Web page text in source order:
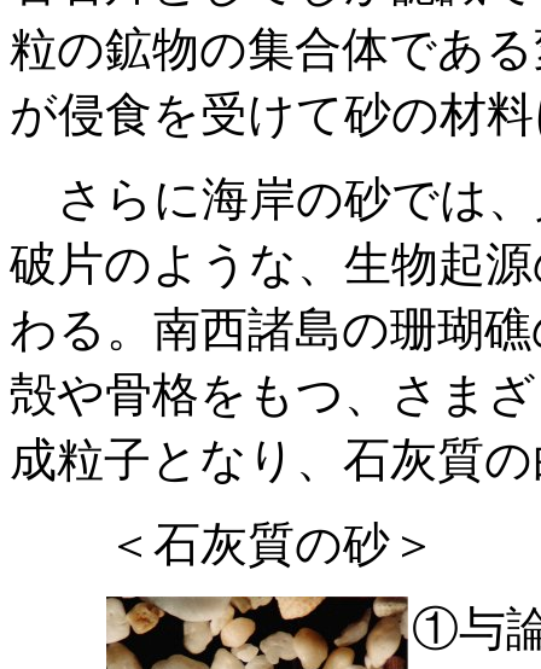
粒の鉱物の集合体であ
が侵食を受けて砂の材
さらに海岸の砂では
破片のような、生物起
わる。南西諸島の珊瑚
殻や骨格をもつ、さま
成粒子となり、石灰質
＜石灰質の砂＞
①与